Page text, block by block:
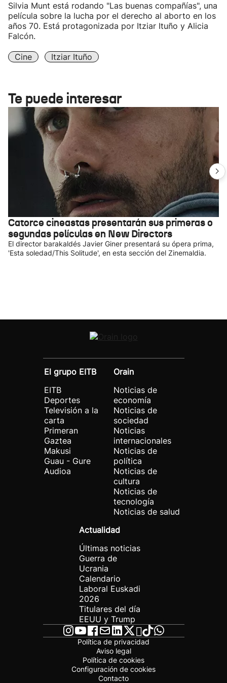
Silvia Munt está rodando "Las buenas compañías", una
película sobre la lucha por el derecho al aborto en los
años 70. Está protagonizada por Itziar Ituño y Alicia
Falcón.
Cine Itziar Ituño
Te puede interesar
Catorce cineastas presentarán sus primeras o
segundas películas en New Directors
El director barakaldés Javier Giner presentará su ópera prima,
'Esta soledad/This Solitude', en esta sección del Zinemaldia.
El grupo EITB
EITB
Deportes
Televisión a la
carta
Primeran
Gaztea
Makusi
Guau - Gure
Audioa
Orain
Noticias de
economía
Noticias de
sociedad
Noticias
internacionales
Noticias de
política
Noticias de
cultura
Noticias de
tecnología
Noticias de salud
Actualidad
Últimas noticias
Guerra de
Ucrania
Calendario
Laboral Euskadi
2026
Titulares del día
EEUU y Trump
Política de privacidad
Aviso legal
Política de cookies
Configuración de cookies
Contacto